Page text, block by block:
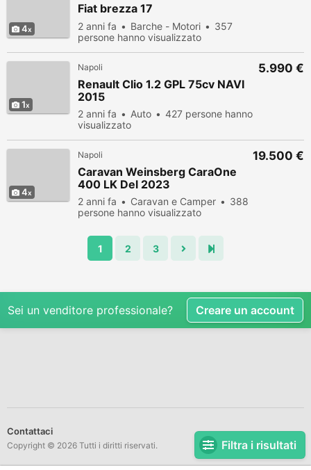
Filtra i risultati
4
Fiat brezza 17
2 anni fa Barche - Motori
357
persone hanno visualizzato
1
Napoli
Renault Clio 1.2 GPL 75cv NAVI
2015
2 anni fa Auto
427 persone hanno
visualizzato
5.990 €
4
Napoli
Caravan Weinsberg CaraOne
400 LK Del 2023
2 anni fa Caravan e Camper
388
persone hanno visualizzato
19.500 €
1 2 3
Sei un venditore professionale? Creare un account
Contattaci
Copyright © 2026 Tutti i diritti riservati.